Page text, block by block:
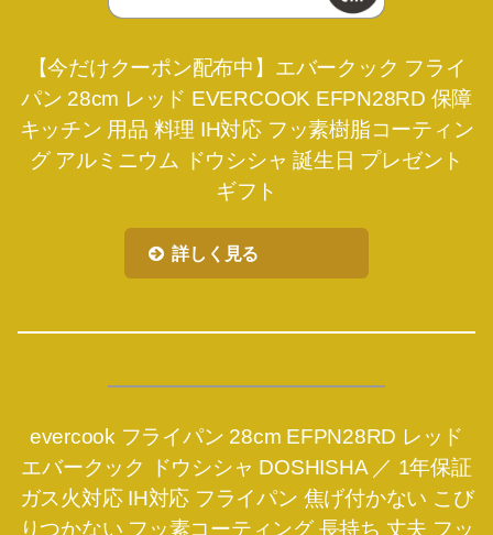
【今だけクーポン配布中】エバークック フライ
パン 28cm レッド EVERCOOK EFPN28RD 保障
キッチン 用品 料理 IH対応 フッ素樹脂コーティン
グ アルミニウム ドウシシャ 誕生日 プレゼント
ギフト
詳しく見る
evercook フライパン 28cm EFPN28RD レッド
エバークック ドウシシャ DOSHISHA ／ 1年保証
ガス火対応 IH対応 フライパン 焦げ付かない こび
りつかない フッ素コーティング 長持ち 丈夫 フッ